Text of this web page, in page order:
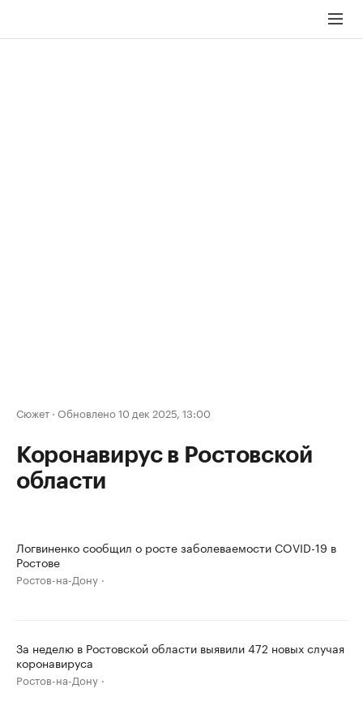
Сюжет · Обновлено 10 дек 2025, 13:00
Коронавирус в Ростовской
области
Логвиненко сообщил о росте заболеваемости COVID-19 в
Ростове
Ростов-на-Дону
За неделю в Ростовской области выявили 472 новых случая
коронавируса
Ростов-на-Дону